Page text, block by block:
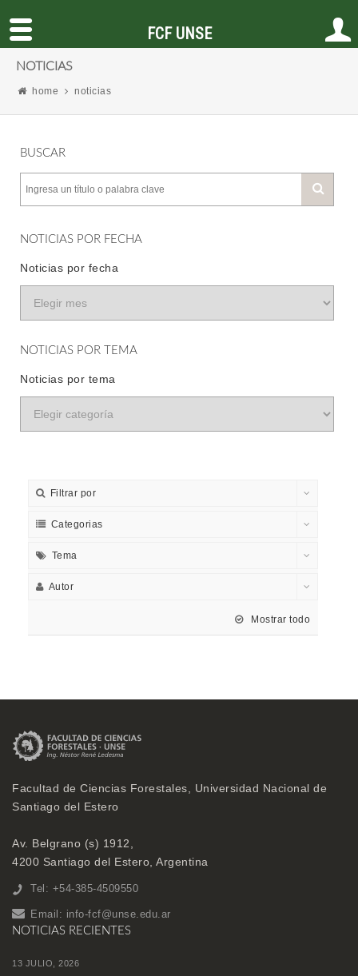
NOTICIAS
home noticias
BUSCAR
NOTICIAS POR FECHA
Noticias por fecha
NOTICIAS POR TEMA
Noticias por tema
Filtrar por
Categorias
Tema
Autor
Mostrar todo
Facultad de Ciencias Forestales, Universidad Nacional de
Santiago del Estero
Av. Belgrano (s) 1912,
4200 Santiago del Estero, Argentina
Tel: +54-385-4509550
Email: info-fcf@unse.edu.ar
NOTICIAS RECIENTES
13 JULIO, 2026
FCF UNSE